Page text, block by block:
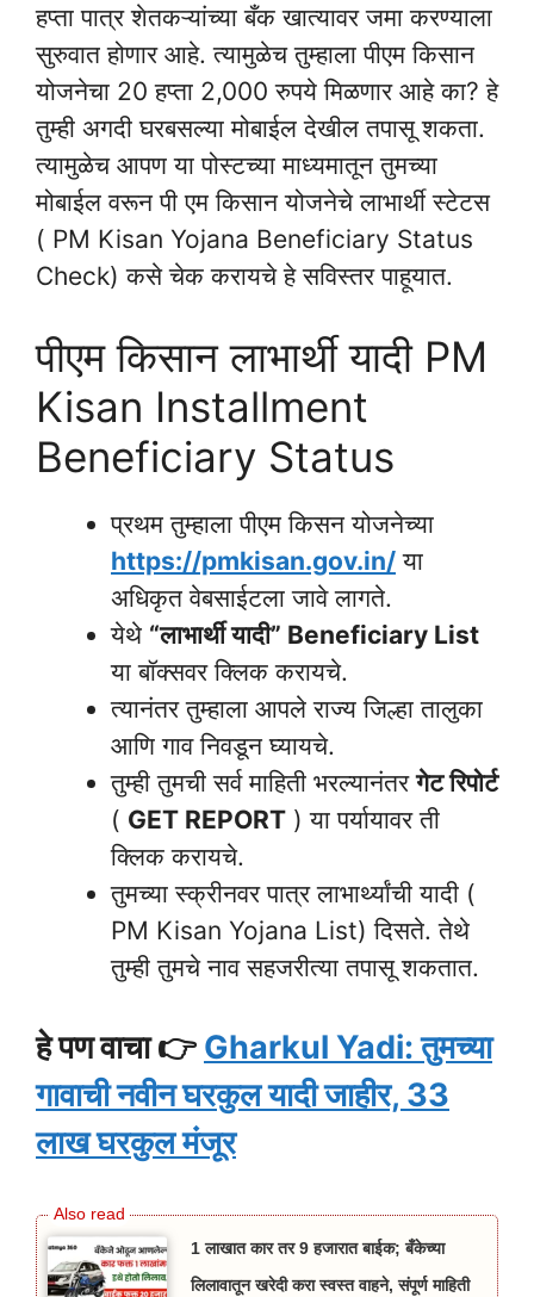
हप्ता पात्र शेतकऱ्यांच्या बँक खात्यावर जमा करण्याला
सुरुवात होणार आहे. त्यामुळेच तुम्हाला पीएम किसान
योजनेचा 20 हप्ता 2,000 रुपये मिळणार आहे का? हे
तुम्ही अगदी घरबसल्या मोबाईल देखील तपासू शकता.
त्यामुळेच आपण या पोस्टच्या माध्यमातून तुमच्या
मोबाईल वरून पी एम किसान योजनेचे लाभार्थी स्टेटस
( PM Kisan Yojana Beneficiary Status
Check) कसे चेक करायचे हे सविस्तर पाहूयात.
पीएम किसान लाभार्थी यादी PM
Kisan Installment
Beneficiary Status
प्रथम तुम्हाला पीएम किसन योजनेच्या
https://pmkisan.gov.in/ या
अधिकृत वेबसाईटला जावे लागते.
येथे “लाभार्थी यादी” Beneficiary List
या बॉक्सवर क्लिक करायचे.
त्यानंतर तुम्हाला आपले राज्य जिल्हा तालुका
आणि गाव निवडून घ्यायचे.
तुम्ही तुमची सर्व माहिती भरल्यानंतरगेट रिपोर्ट
( GET REPORT ) या पर्यायावर ती
क्लिक करायचे.
तुमच्या स्क्रीनवर पात्र लाभार्थ्यांची यादी (
PM Kisan Yojana List) दिसते. तेथे
तुम्ही तुमचे नाव सहजरीत्या तपासू शकतात.
हे पण वाचा 👉 Gharkul Yadi: तुमच्या
गावाची नवीन घरकुल यादी जाहीर, 33
लाख घरकुल मंजूर
1 लाखात कार तर 9 हजारात बाईक; बँकेच्या
लिलावातून खरेदी करा स्वस्त वाहने, संपूर्ण माहिती